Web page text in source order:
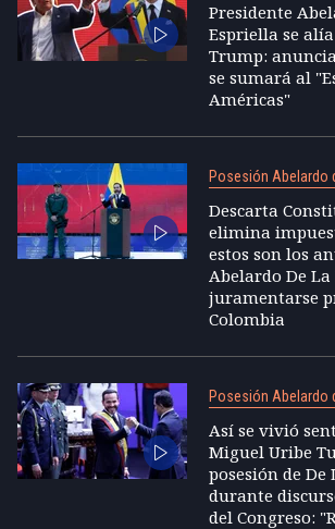
Presidente
Espriella se
Trump:
se sumará al
Américas"
Posesión Abelardo
Descarta
elimina
estos son los
Abelardo De
juramentarse
Colombia
Posesión Abelardo
Así se vivió
Miguel Uribe
posesión de De
durante
del Congreso: